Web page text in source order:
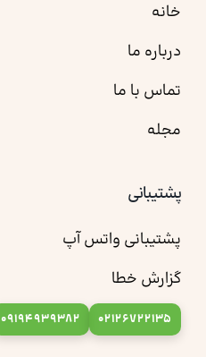
خانه
درباره ما
تماس با ما
مجله
پشتیبانی
پشتیبانی واتس آپ
گزارش خطا
02126722135
09194939382